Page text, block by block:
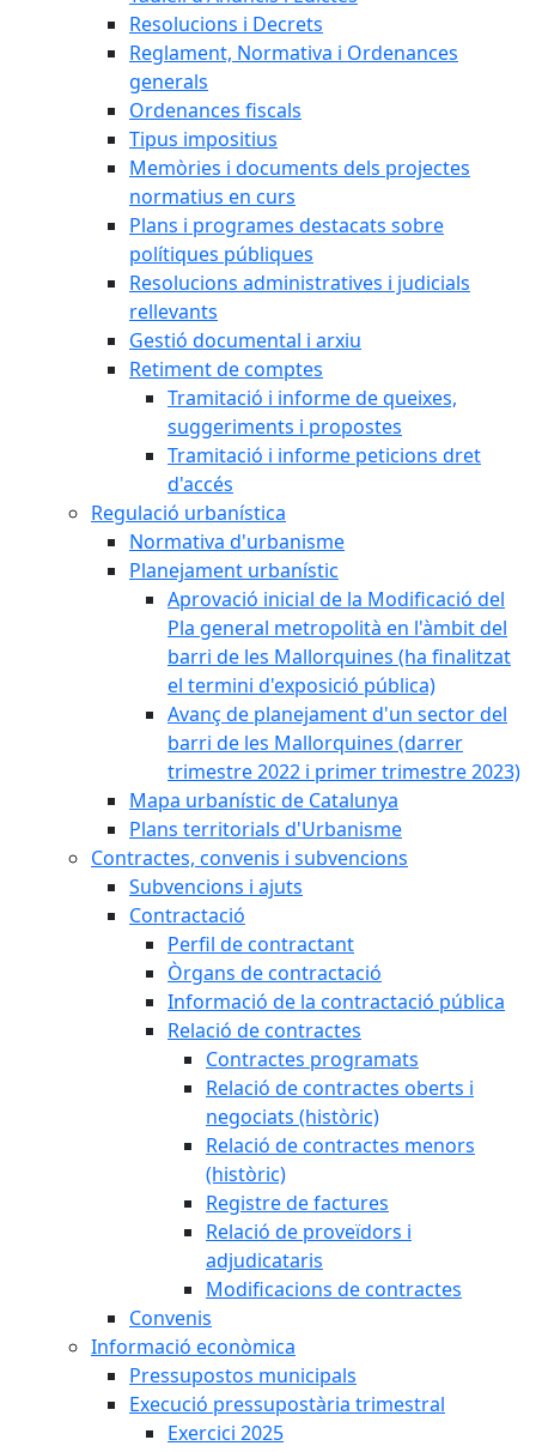
Resolucions i Decrets
Reglament, Normativa i Ordenances
generals
Ordenances fiscals
Tipus impositius
Memòries i documents dels projectes
normatius en curs
Plans i programes destacats sobre
polítiques públiques
Resolucions administratives i judicials
rellevants
Gestió documental i arxiu
Retiment de comptes
Tramitació i informe de queixes,
suggeriments i propostes
Tramitació i informe peticions dret
d'accés
Regulació urbanística
Normativa d'urbanisme
Planejament urbanístic
Aprovació inicial de la Modificació del
Pla general metropolità en l'àmbit del
barri de les Mallorquines (ha finalitzat
el termini d'exposició pública)
Avanç de planejament d'un sector del
barri de les Mallorquines (darrer
trimestre 2022 i primer trimestre 2023)
Mapa urbanístic de Catalunya
Plans territorials d'Urbanisme
Contractes, convenis i subvencions
Subvencions i ajuts
Contractació
Perfil de contractant
Òrgans de contractació
Informació de la contractació pública
Relació de contractes
Contractes programats
Relació de contractes oberts i
negociats (històric)
Relació de contractes menors
(històric)
Registre de factures
Relació de proveïdors i
adjudicataris
Modificacions de contractes
Convenis
Informació econòmica
Pressupostos municipals
Execució pressupostària trimestral
Exercici 2025